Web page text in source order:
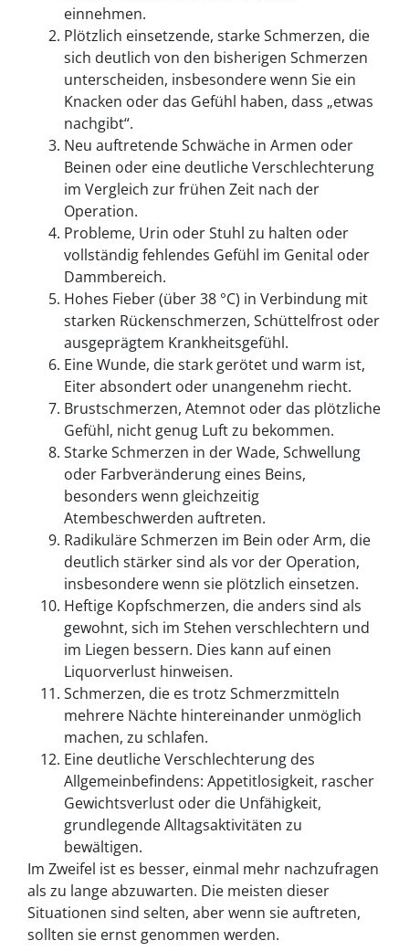
einnehmen.
Plötzlich einsetzende, starke Schmerzen, die
sich deutlich von den bisherigen Schmerzen
unterscheiden, insbesondere wenn Sie ein
Knacken oder das Gefühl haben, dass „etwas
nachgibt“.
Neu auftretende Schwäche in Armen oder
Beinen oder eine deutliche Verschlechterung
im Vergleich zur frühen Zeit nach der
Operation.
Probleme, Urin oder Stuhl zu halten oder
vollständig fehlendes Gefühl im Genital oder
Dammbereich.
Hohes Fieber (über 38 °C) in Verbindung mit
starken Rückenschmerzen, Schüttelfrost oder
ausgeprägtem Krankheitsgefühl.
Eine Wunde, die stark gerötet und warm ist,
Eiter absondert oder unangenehm riecht.
Brustschmerzen, Atemnot oder das plötzliche
Gefühl, nicht genug Luft zu bekommen.
Starke Schmerzen in der Wade, Schwellung
oder Farbveränderung eines Beins,
besonders wenn gleichzeitig
Atembeschwerden auftreten.
Radikuläre Schmerzen im Bein oder Arm, die
deutlich stärker sind als vor der Operation,
insbesondere wenn sie plötzlich einsetzen.
Heftige Kopfschmerzen, die anders sind als
gewohnt, sich im Stehen verschlechtern und
im Liegen bessern. Dies kann auf einen
Liquorverlust hinweisen.
Schmerzen, die es trotz Schmerzmitteln
mehrere Nächte hintereinander unmöglich
machen, zu schlafen.
Eine deutliche Verschlechterung des
Allgemeinbefindens: Appetitlosigkeit, rascher
Gewichtsverlust oder die Unfähigkeit,
grundlegende Alltagsaktivitäten zu
bewältigen.
Im Zweifel ist es besser, einmal mehr nachzufragen
als zu lange abzuwarten. Die meisten dieser
Situationen sind selten, aber wenn sie auftreten,
sollten sie ernst genommen werden.